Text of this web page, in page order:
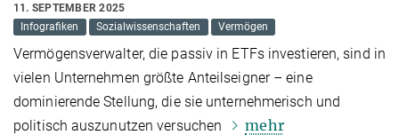
11. SEPTEMBER 2025
Infografiken
Sozialwissenschaften Vermögen
Vermögensverwalter, die passiv in ETFs investieren, sind in
vielen Unternehmen größte Anteilseigner – eine
dominierende Stellung, die sie unternehmerisch und
politisch auszunutzen versuchen
mehr